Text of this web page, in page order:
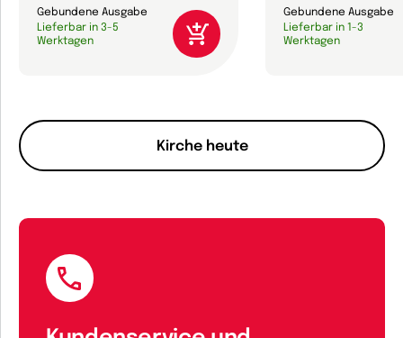
Kirche heute
Gebundene Ausgabe
Lieferbar in 3-5
Werktagen
Gebundene Ausgabe
Lieferbar in 1-3
Werktagen